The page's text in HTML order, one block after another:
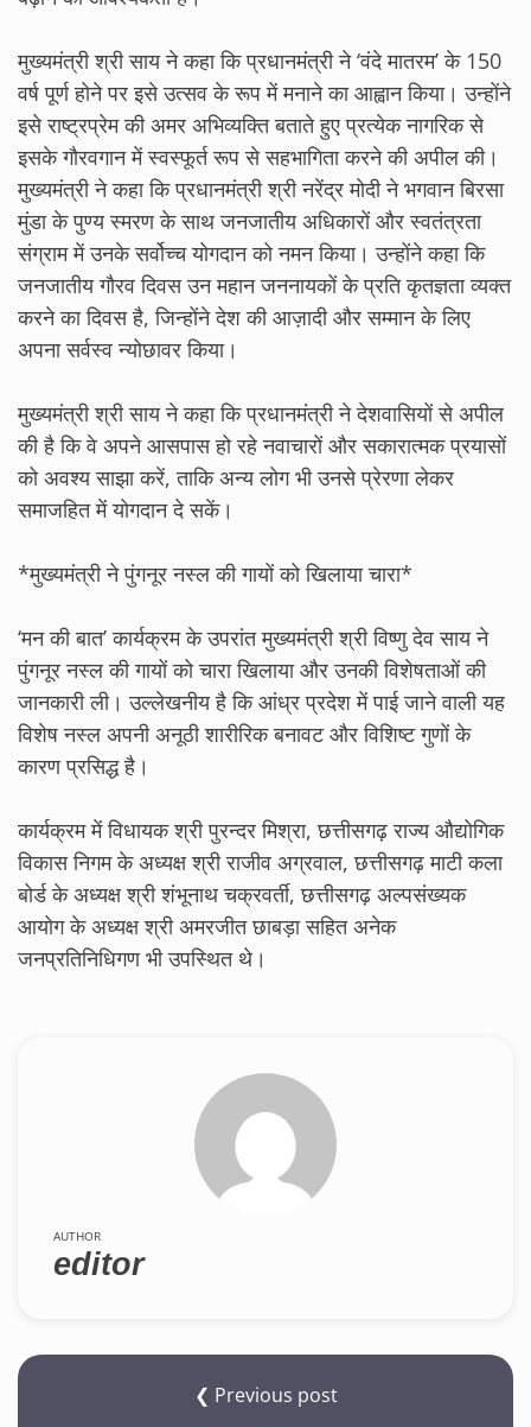
मुख्यमंत्री श्री साय ने कहा कि प्रधानमंत्री ने ‘वंदे मातरम’ के 150
वर्ष पूर्ण होने पर इसे उत्सव के रूप में मनाने का आह्वान किया। उन्होंने
इसे राष्ट्रप्रेम की अमर अभिव्यक्ति बताते हुए प्रत्येक नागरिक से
इसके गौरवगान में स्वस्फूर्त रूप से सहभागिता करने की अपील की।
मुख्यमंत्री ने कहा कि प्रधानमंत्री श्री नरेंद्र मोदी ने भगवान बिरसा
मुंडा के पुण्य स्मरण के साथ जनजातीय अधिकारों और स्वतंत्रता
संग्राम में उनके सर्वोच्च योगदान को नमन किया। उन्होंने कहा कि
जनजातीय गौरव दिवस उन महान जननायकों के प्रति कृतज्ञता व्यक्त
करने का दिवस है, जिन्होंने देश की आज़ादी और सम्मान के लिए
अपना सर्वस्व न्योछावर किया।
मुख्यमंत्री श्री साय ने कहा कि प्रधानमंत्री ने देशवासियों से अपील
की है कि वे अपने आसपास हो रहे नवाचारों और सकारात्मक प्रयासों
को अवश्य साझा करें, ताकि अन्य लोग भी उनसे प्रेरणा लेकर
समाजहित में योगदान दे सकें।
*मुख्यमंत्री ने पुंगनूर नस्ल की गायों को खिलाया चारा*
‘मन की बात’ कार्यक्रम के उपरांत मुख्यमंत्री श्री विष्णु देव साय ने
पुंगनूर नस्ल की गायों को चारा खिलाया और उनकी विशेषताओं की
जानकारी ली। उल्लेखनीय है कि आंध्र प्रदेश में पाई जाने वाली यह
विशेष नस्ल अपनी अनूठी शारीरिक बनावट और विशिष्ट गुणों के
कारण प्रसिद्ध है।
कार्यक्रम में विधायक श्री पुरन्दर मिश्रा, छत्तीसगढ़ राज्य औद्योगिक
विकास निगम के अध्यक्ष श्री राजीव अग्रवाल, छत्तीसगढ़ माटी कला
बोर्ड के अध्यक्ष श्री शंभूनाथ चक्रवर्ती, छत्तीसगढ़ अल्पसंख्यक
आयोग के अध्यक्ष श्री अमरजीत छाबड़ा सहित अनेक
जनप्रतिनिधिगण भी उपस्थित थे।
AUTHOR
editor
❮ Previous post